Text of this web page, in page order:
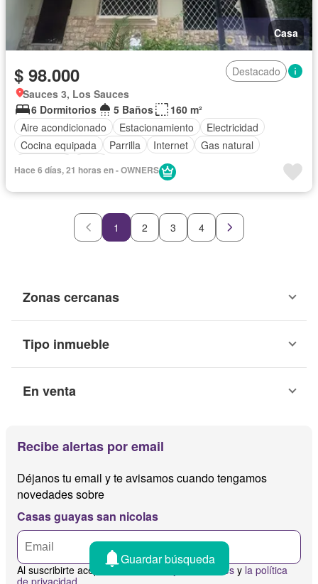
Casa
$ 98.000
Destacado
Sauces 3, Los Sauces
6 Dormitorios
5 Baños
160 m²
Aire acondicionado
Estacionamiento
Electricidad
Cocina equipada
Parrilla Internet
Gas natural
Hace 6 días, 21 horas en - OWNERS
1 2 3 4
Zonas cercanas
Tipo inmueble
En venta
Recibe alertas por email
Déjanos tu email y te avisamos cuando tengamos
novedades sobre
Casas guayas san nicolas
Al suscribirte aceptas los términos y condiciones y la política
Guardar búsqueda